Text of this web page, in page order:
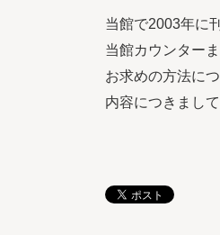
当館で2003年に
当館カウンター
お求めの方法に
内容につきまし